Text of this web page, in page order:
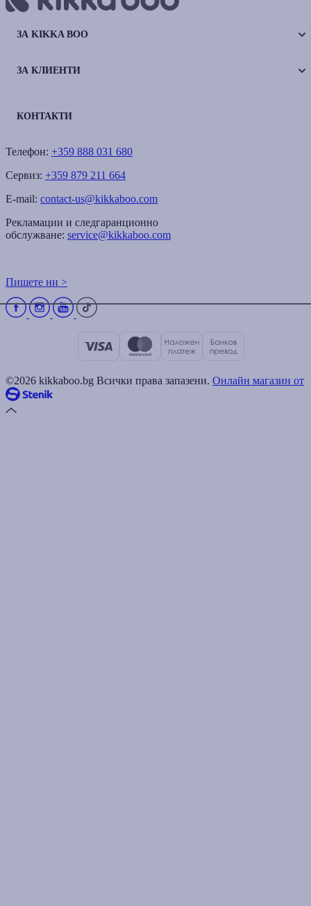
ЗА KIKKA BOO
ЗА КЛИЕНТИ
КОНТАКТИ
Телефон: +359 888 031 680
Сервиз: +359 879 211 664
E-mail: contact-us@kikkaboo.com
Рекламации и следгаранционно
обслужване: service@kikkaboo.com
Пишете ни >
©2026 kikkaboo.bg Всички права запазени. Онлайн магазин от